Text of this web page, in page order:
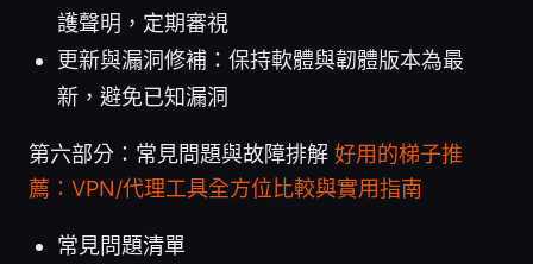
護聲明，定期審視
更新與漏洞修補：保持軟體與韌體版本為最
新，避免已知漏洞
第六部分：常見問題與故障排解 好用的梯子推
薦：VPN/代理工具全方位比較與實用指南
常見問題清單